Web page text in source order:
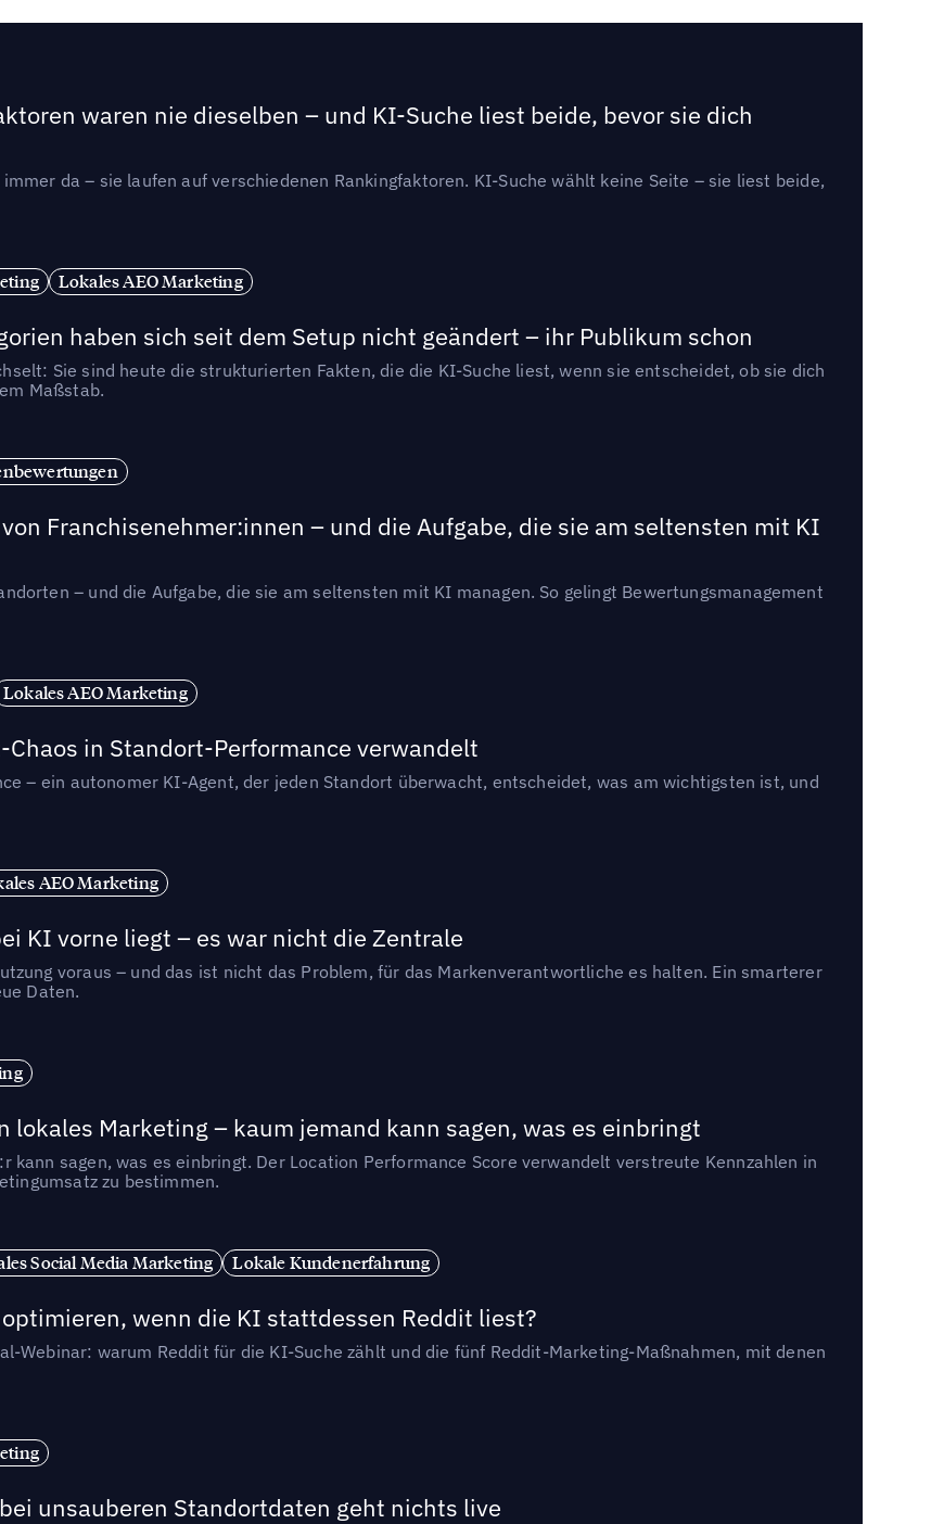
waren nie dieselben – und KI-Suche liest beide, bevor sie dich
da – sie laufen auf verschiedenen Rankingfaktoren. KI-Suche wählt keine Seite – sie liest beide,
Lokales AEO Marketing
haben sich seit dem Setup nicht geändert – ihr Publikum schon
Sie sind heute die strukturierten Fakten, die die KI-Suche liest, wenn sie entscheidet, ob sie dich
Maßstab.
Franchisenehmer:innen – und die Aufgabe, die sie am seltensten mit KI
– und die Aufgabe, die sie am seltensten mit KI managen. So gelingt Bewertungsmanagement
Lokales AEO Marketing
in Standort-Performance verwandelt
– ein autonomer KI-Agent, der jeden Standort überwacht, entscheidet, was am wichtigsten ist, und
AEO Marketing
KI vorne liegt – es war nicht die Zentrale
voraus – und das ist nicht das Problem, für das Markenverantwortliche es halten. Ein smarterer
Daten.
lokales Marketing – kaum jemand kann sagen, was es einbringt
kann sagen, was es einbringt. Der Location Performance Score verwandelt verstreute Kennzahlen in
zu bestimmen.
Social Media Marketing Lokale Kundenerfahrung
wenn die KI stattdessen Reddit liest?
Webinar: warum Reddit für die KI-Suche zählt und die fünf Reddit-Marketing-Maßnahmen, mit denen
unsauberen Standortdaten geht nichts live